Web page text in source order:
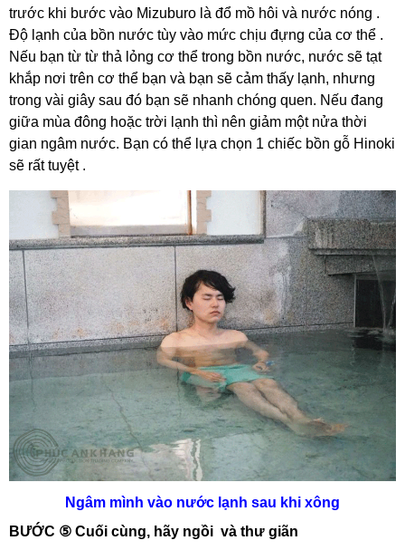
trước khi bước vào Mizuburo là đổ mồ hôi và nước nóng .
Độ lạnh của bồn nước tùy vào mức chịu đựng của cơ thể .
Nếu bạn từ từ thả lỏng cơ thể trong bồn nước, nước sẽ tạt
khắp nơi trên cơ thể bạn và bạn sẽ cảm thấy lạnh, nhưng
trong vài giây sau đó bạn sẽ nhanh chóng quen. Nếu đang
giữa mùa đông hoặc trời lạnh thì nên giảm một nửa thời
gian ngâm nước. Bạn có thể lựa chọn 1 chiếc bồn gỗ Hinoki
sẽ rất tuyệt .
Ngâm mình vào nước lạnh sau khi xông
BƯỚC ⑤ Cuối cùng, hãy ngồi và thư giãn